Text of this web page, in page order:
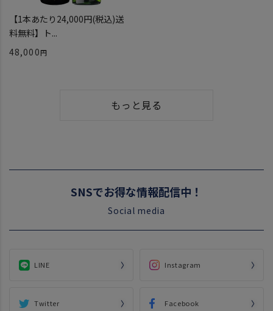
【1本あたり24,000円(税込)送
料無料】ト...
48,000
もっと見る
SNSでお得な情報配信中！
Social media
LINE Instagram
Twitter Facebook